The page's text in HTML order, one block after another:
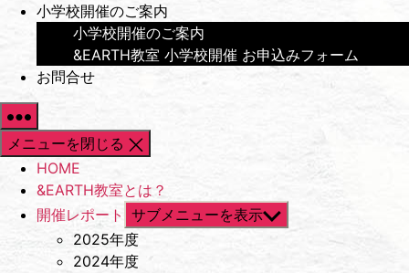
小学校開催のご案内
小学校開催のご案内
&EARTH教室 小学校開催 お申込みフォーム
お問合せ
メニューを閉じる
HOME
&EARTH教室とは？
開催レポート サブメニューを表示
2025年度
2024年度